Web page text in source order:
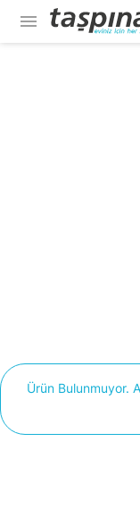
menu
Ürün Bulunmuyor.